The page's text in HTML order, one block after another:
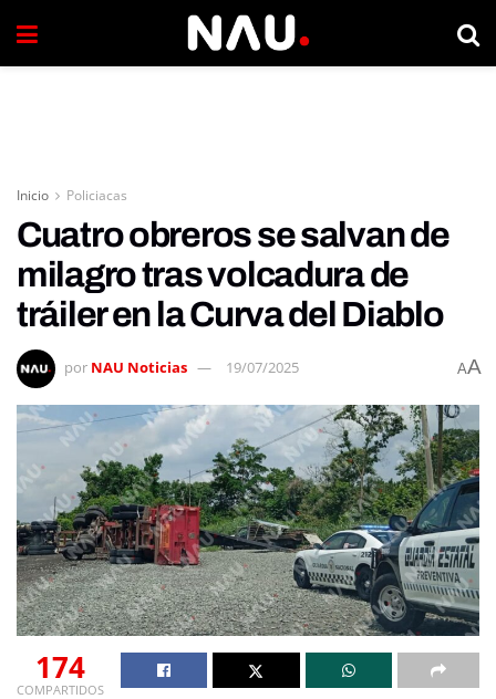
Inicio Policiacas
Cuatro obreros se salvan de
milagro tras volcadura de
tráiler en la Curva del Diablo
por NAU Noticias 19/07/2025 AA
174
COMPARTIDOS